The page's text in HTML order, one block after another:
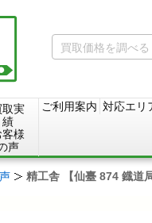
取実
績
客様
声
ご利用案内 対応エリ
精工舎 【仙臺 874 鐡